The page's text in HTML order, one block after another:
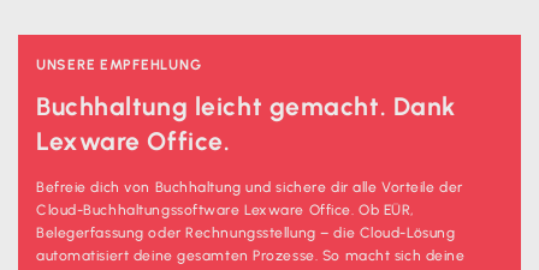
UNSERE EMPFEHLUNG
Buchhaltung leicht gemacht. Dank
Lexware Office.
Befreie dich von Buchhaltung und sichere dir alle Vorteile der
Cloud-Buchhaltungssoftware Lexware Office. Ob EÜR,
Belegerfassung oder Rechnungsstellung – die Cloud-Lösung
automatisiert deine gesamten Prozesse. So macht sich deine